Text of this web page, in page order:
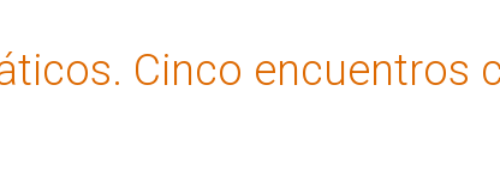
Cinco encuentros